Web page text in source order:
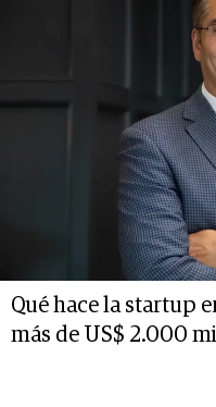
Qué hace la startup
más de US$ 2.000